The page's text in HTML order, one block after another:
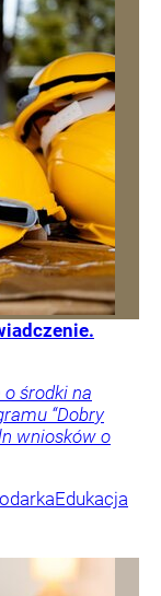
środki na
“Dobry
wniosków o
Edukacja